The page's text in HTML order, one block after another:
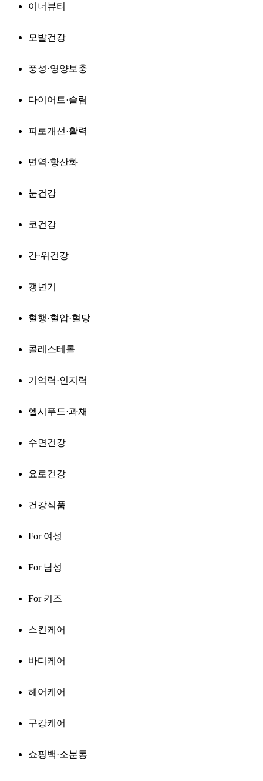
이너뷰티
모발건강
풍성·영양보충
다이어트·슬림
피로개선·활력
면역·항산화
눈건강
코건강
간·위건강
갱년기
혈행·혈압·혈당
콜레스테롤
기억력·인지력
헬시푸드·과채
수면건강
요로건강
건강식품
For 여성
For 남성
For 키즈
스킨케어
바디케어
헤어케어
구강케어
쇼핑백·소분통